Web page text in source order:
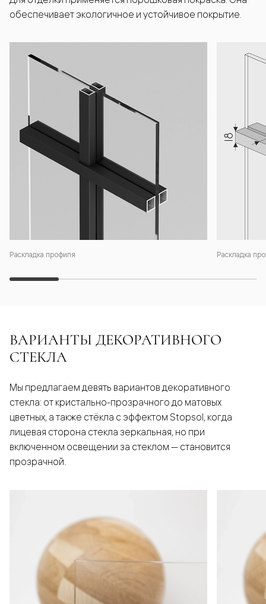
Раскладка профиля Раскладка
обеспечивает экологичное и устойчивое покрытие.
ВАРИАНТЫ ДЕКОРАТИВНОГО
СТЕКЛА
Мы предлагаем девять вариантов декоративного
стекла: от кристально-прозрачного до матовых
цветных, а также стёкла с эффектом Stopsol, когда
лицевая сторона стекла зеркальная, но при
включенном освещении за стеклом — становится
прозрачной.